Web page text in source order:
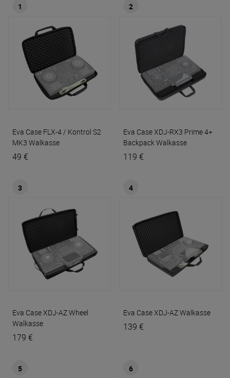
1
Eva Case FLX-4 / Kontrol S2
MK3 Walkasse
49 €
2
Eva Case XDJ-RX3 Prime 4+
Backpack Walkasse
119 €
3
Eva Case XDJ-AZ Wheel
Walkasse
179 €
4
Eva Case XDJ-AZWalkasse
139 €
5 6